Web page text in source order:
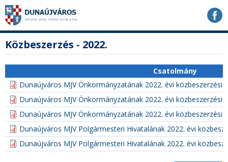
Ugrás
tartalomhoz
Ugrás
navigációhoz
Ugrás
kereséshez
a
honlapon
tartalom
Közbeszerzés - 2022.
Csatolmány
Dunaújváros MJV Önkormányzatának 2022. évi közbeszerzési
Dunaújváros MJV Önkormányzatának 2022. évi közbeszerzési
Dunaújváros MJV Önkormányzatának 2022. évi közbeszerzési
Dunaújváros MJV Polgármesteri Hivatalának 2022. évi
Dunaújváros MJV Polgármesteri Hivatalának 2022. évi